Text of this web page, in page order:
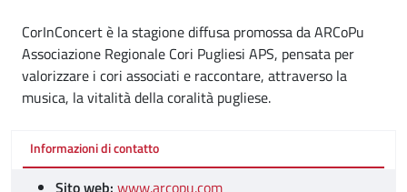
CorInConcert è la stagione diffusa promossa da ARCoPu
Associazione Regionale Cori Pugliesi APS, pensata per
valorizzare i cori associati e raccontare, attraverso la
musica, la vitalità della coralità pugliese.
Informazioni di contatto
Sito web: www.arcopu.com